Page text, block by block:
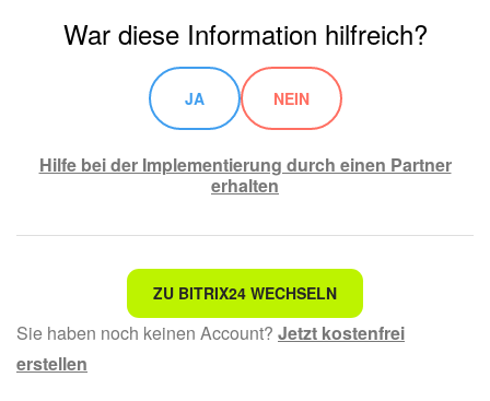
War diese Information hilfreich?
JA NEIN
Hilfe bei der Implementierung durch einen Partner
erhalten
Nicht das, wonach ich suche.
Kompliziert und unverständlich formuliert.
ZU BITRIX24 WECHSELN
Sie haben noch keinen Account? Jetzt kostenfrei
erstellen